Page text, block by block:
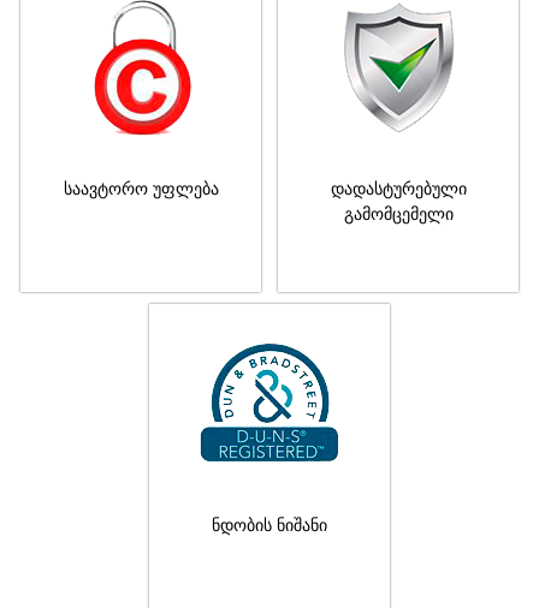
საავტორო უფლება
დადასტურებული
გამომცემელი
ნდობის ნიშანი